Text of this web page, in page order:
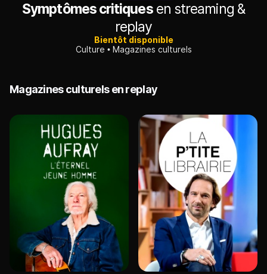
Symptômes critiquesen streaming &
replay
Bientôt disponible
Culture
Magazines culturels
Magazines culturels en replay